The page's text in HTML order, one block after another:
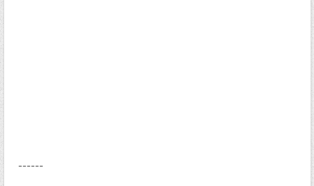
------